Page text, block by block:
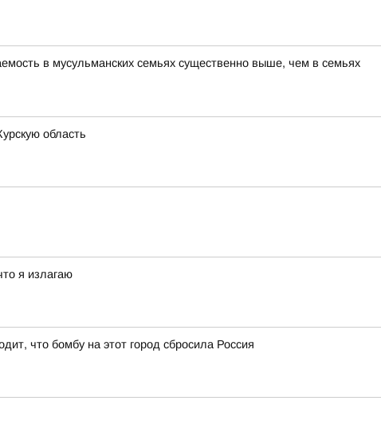
в мусульманских семьях существенно выше, чем в семьях
область
я излагаю
что бомбу на этот город сбросила Россия